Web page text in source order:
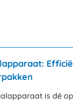
is dé